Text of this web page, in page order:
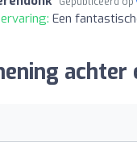
Een
achter